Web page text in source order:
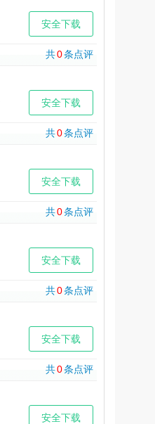
安全下载
共0条点评
安全下载
共0条点评
安全下载
共0条点评
安全下载
共0条点评
安全下载
共0条点评
安全下载